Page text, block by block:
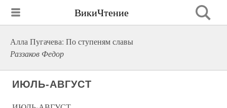
ВикиЧтение
Алла Пугачева: По ступеням славы
Раззаков Федор
ИЮЛЬ-АВГУСТ